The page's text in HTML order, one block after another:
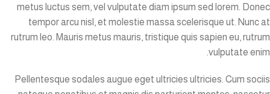
metus luctus sem, vel vulputate diam ipsum sed lorem. Donec
tempor arcu nisl, et molestie massa scelerisque ut. Nunc at
rutrum leo. Mauris metus mauris, tristique quis sapien eu, rutrum
vulputate enim.
Pellentesque sodales augue eget ultricies ultricies. Cum sociis